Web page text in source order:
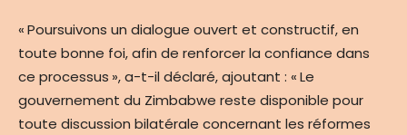
« Poursuivons un dialogue ouvert et constructif, en
toute bonne foi, afin de renforcer la confiance dans
ce processus », a-t-il déclaré, ajoutant : « Le
gouvernement du Zimbabwe reste disponible pour
toute discussion bilatérale concernant les réformes